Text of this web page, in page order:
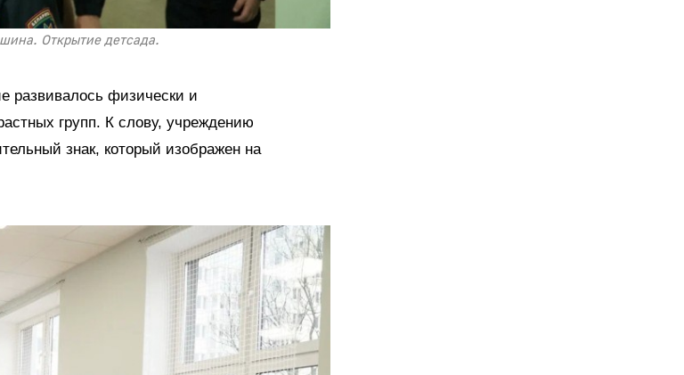
Открытие детсада.
развивалось физически и
групп. К слову, учреждению
знак, который изображен на